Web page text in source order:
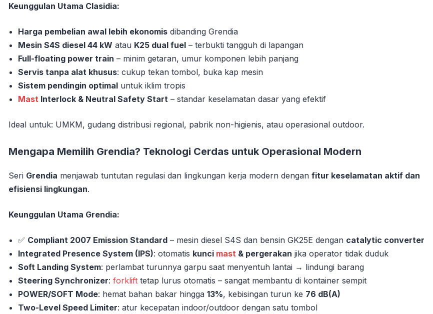
Keunggulan Utama Clasidia:
Harga pembelian awal lebih ekonomis dibanding Grendia
Mesin S4S diesel 44 kW atau K25 dual fuel – terbukti tangguh di lapangan
Full-floating power train – minim getaran, umur komponen lebih panjang
Servis tanpa alat khusus: cukup tekan tombol, buka kap mesin
Sistem pendingin optimal untuk iklim tropis
Mast Interlock & Neutral Safety Start – standar keselamatan dasar yang efektif
Ideal untuk: UMKM, gudang distribusi regional, pabrik non-higienis, atau operasional outdoor.
Mengapa Memilih Grendia? Teknologi Cerdas untuk Operasional Modern
Seri Grendia menjawab tuntutan regulasi dan lingkungan kerja modern dengan fitur keselamatan aktif dan
efisiensi lingkungan.
Keunggulan Utama Grendia:
✅ Compliant 2007 Emission Standard – mesin diesel S4S dan bensin GK25E dengan catalytic converter
Integrated Presence System (IPS): otomatis kunci mast & pergerakan jika operator tidak duduk
Soft Landing System: perlambat turunnya garpu saat menyentuh lantai → lindungi barang
Steering Synchronizer:forklift tetap lurus otomatis – sangat membantu di kontainer sempit
POWER/SOFT Mode: hemat bahan bakar hingga13%, kebisingan turun ke 76 dB(A)
Two-Level Speed Limiter: atur kecepatan indoor/outdoor dengan satu tombol